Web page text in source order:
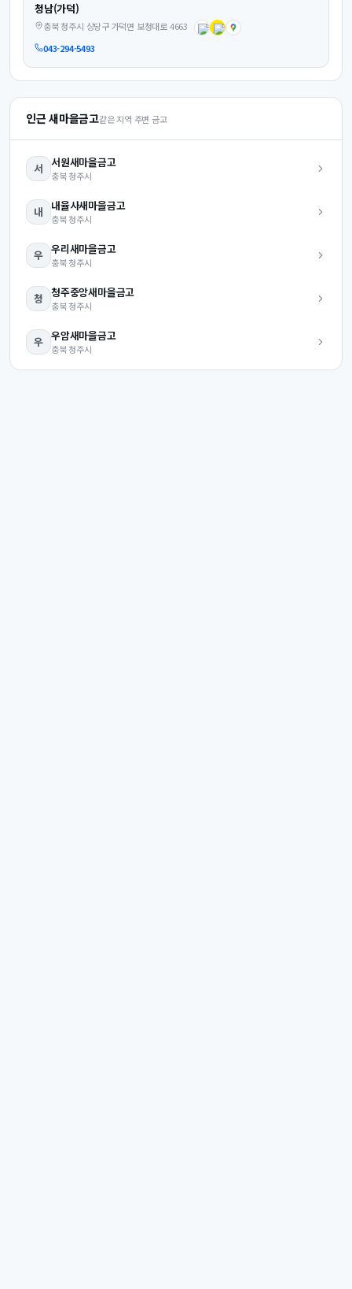
청남(가덕)
충북 청주시 상당구 가덕면 보청대로 4663
043-294-5493
인근 새마을금고같은 지역 주변 금고
서 서원새마을금고
충북청주시
내 내율사새마을금고
충북청주시
우 우리새마을금고
충북청주시
청 청주중앙새마을금고
충북청주시
우 우암새마을금고
충북청주시